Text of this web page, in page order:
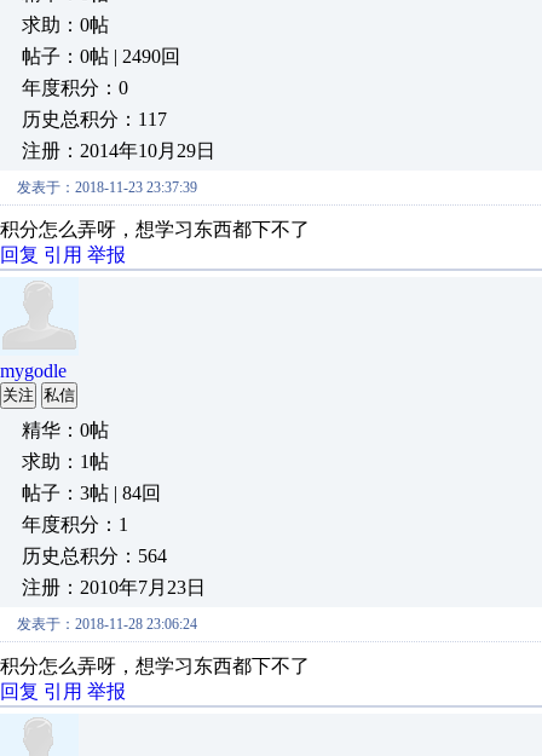
求助：0帖
帖子：0帖 | 2490回
年度积分：0
历史总积分：117
注册：2014年10月29日
发表于：2018-11-23 23:37:39
积分怎么弄呀，想学习东西都下不了
回复 引用 举报
mygodle
关注 私信
精华：0帖
求助：1帖
帖子：3帖 | 84回
年度积分：1
历史总积分：564
注册：2010年7月23日
发表于：2018-11-28 23:06:24
积分怎么弄呀，想学习东西都下不了
回复 引用 举报